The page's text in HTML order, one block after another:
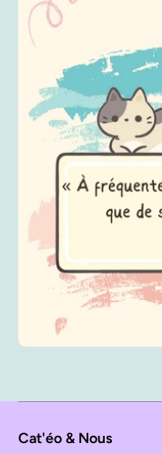
Cat'éo & Nous